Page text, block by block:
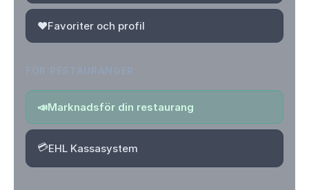
❤️Favoriter och profil
📣Marknadsför din restaurang
💳EHL Kassasystem